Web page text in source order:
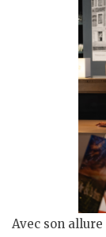
Avec son